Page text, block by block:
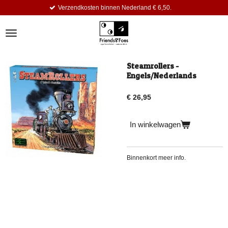
de
Verzendkosten binnen Nederland € 6,50.
Steamrollers -
Engels/Nederlands
€ 26,95
In winkelwagen
Binnenkort meer info.